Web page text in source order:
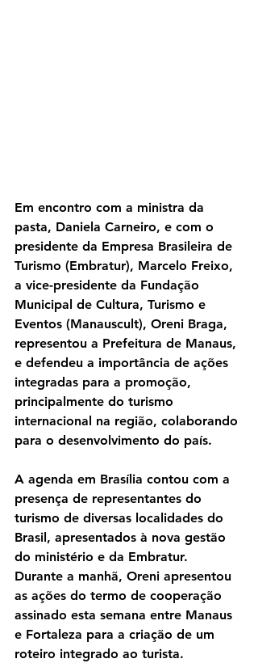
Em encontro com a ministra da
pasta, Daniela Carneiro, e com o
presidente da Empresa Brasileira de
Turismo (Embratur), Marcelo Freixo,
a vice-presidente da Fundação
Municipal de Cultura, Turismo e
Eventos (Manauscult), Oreni Braga,
representou a Prefeitura de Manaus,
e defendeu a importância de ações
integradas para a promoção,
principalmente do turismo
internacional na região, colaborando
para o desenvolvimento do país.
A agenda em Brasília contou com a
presença de representantes do
turismo de diversas localidades do
Brasil, apresentados à nova gestão
do ministério e da Embratur.
Durante a manhã, Oreni apresentou
as ações do termo de cooperação
assinado esta semana entre Manaus
e Fortaleza para a criação de um
roteiro integrado ao turista.